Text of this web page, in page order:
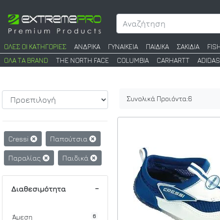
ΟΛΕΣ ΟΙ ΚΑΤΗΓΟΡΙΕΣ ΑΝΔΡΙΚΑ ΓΥΝΑΙΚΕΙΑ ΠΑΙΔΙΚΑ ΣΑΚΙΔΙΑ
ΟΛΑ ΤΑ BRAND
THE NORTH FACE COLUMBIA CARHARTT ADIDAS
Cressi Παπούτσια
Παραλίας Παιδικά
Διαθεσιμότητα
Άμεση 6
Συνολικά Προιόντα:6